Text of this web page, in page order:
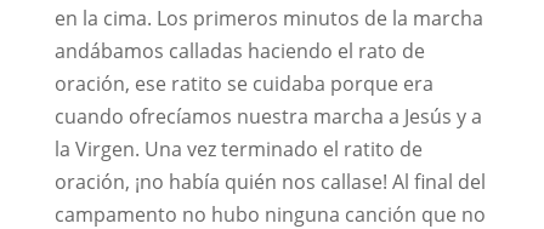
en la cima. Los primeros minutos de la marcha
andábamos calladas haciendo el rato de
oración, ese ratito se cuidaba porque era
cuando ofrecíamos nuestra marcha a Jesús y a
la Virgen. Una vez terminado el ratito de
oración, ¡no había quién nos callase! Al final del
campamento no hubo ninguna canción que no